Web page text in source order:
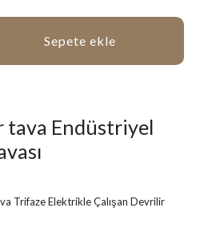
Sepete ekle
Endüstriyel
Trifaze Elektrikle Çalışan Devrilir